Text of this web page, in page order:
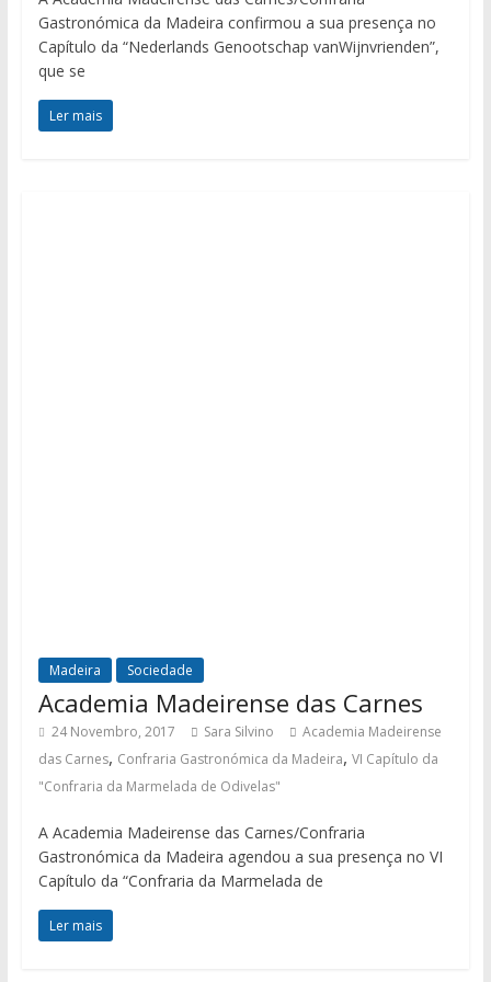
Gastronómica da Madeira confirmou a sua presença no
Capítulo da “Nederlands Genootschap vanWijnvrienden”,
que se
Ler mais
Madeira Sociedade
Academia Madeirense das Carnes
24 Novembro, 2017 Sara Silvino
Academia Madeirense
das Carnes, Confraria Gastronómica da Madeira, VI Capítulo da
"Confraria da Marmelada de Odivelas"
A Academia Madeirense das Carnes/Confraria
Gastronómica da Madeira agendou a sua presença no VI
Capítulo da “Confraria da Marmelada de
Ler mais